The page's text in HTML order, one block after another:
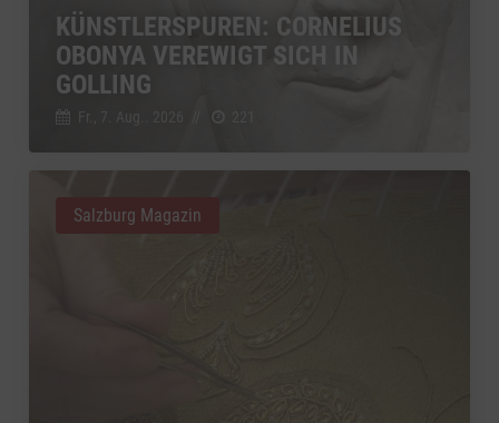
KÜNSTLERSPUREN: CORNELIUS
OBONYA VEREWIGT SICH IN
GOLLING
Fr., 7. Aug.. 2026
Salzburg Magazin